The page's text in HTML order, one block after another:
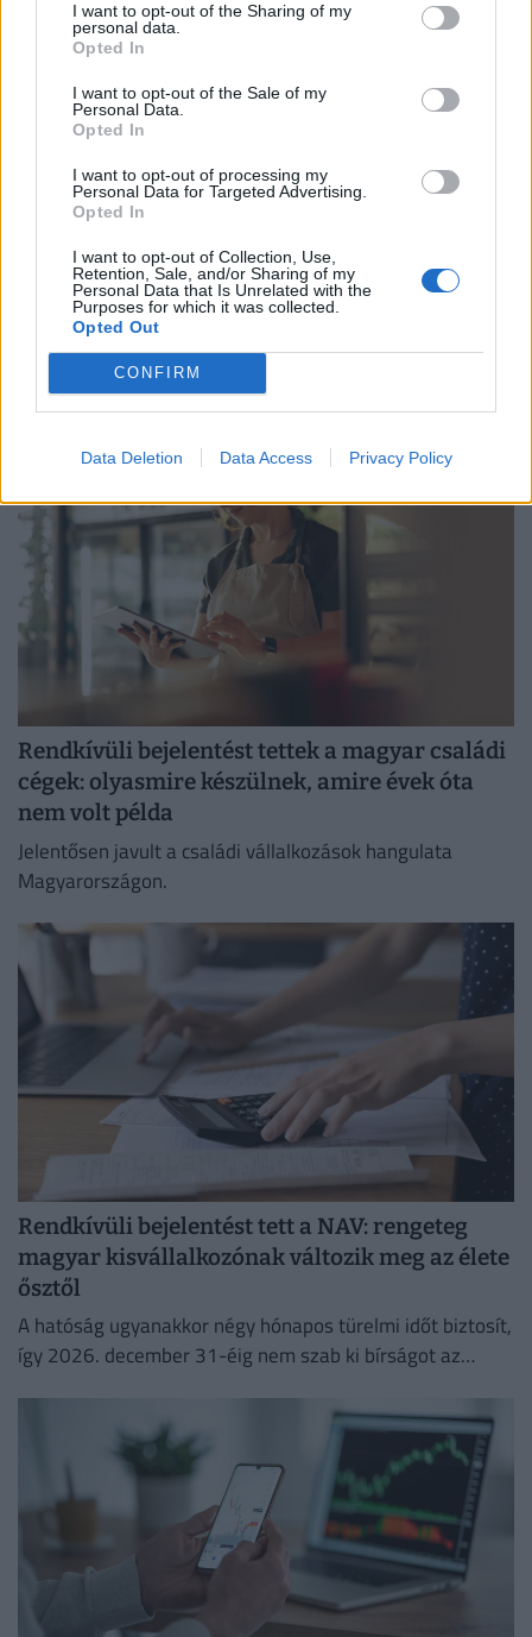
I want to opt-out of the Sharing of my
personal data.
Opted In
I want to opt-out of the Sale of my
Personal Data.
Opted In
I want to opt-out of processing my
Personal Data for Targeted Advertising.
Opted In
I want to opt-out of Collection, Use,
Retention, Sale, and/or Sharing of my
Personal Data that Is Unrelated with the
Purposes for which it was collected.
Opted Out
CONFIRM
Data Deletion Data Access Privacy Policy
Így mehetsz hónapokra is szabadságra
anélkül, hogy rámenne az állásod: új
munkahelyi fogás ütötte fel a fejét
Magyarországon
Egy jól időzített és megtervezett karrierszünet nemcsak a
vezetőt, hanem a vállalkozást is új pályára állíthatja.
Rendkívüli bejelentést tettek a magyar családi
cégek: olyasmire készülnek, amire évek óta
nem volt példa
Jelentősen javult a családi vállalkozások hangulata
Magyarországon.
Rendkívüli bejelentést tett a NAV: rengeteg
magyar kisvállalkozónak változik meg az élete
ősztől
A hatóság ugyanakkor négy hónapos türelmi időt biztosít,
így 2026. december 31-éig nem szab ki bírságot az